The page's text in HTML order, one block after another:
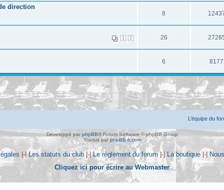
direction
8
1 2 26
6 8177
L’équipe du
Développé par phpBB® Forum Software © phpBB Group
Traduit parphpBB-fr.com
|-|Les statuts du club |-|Le règlement du forum|-| La boutique |-|
Cliquez ici pour écrire au Webmaster